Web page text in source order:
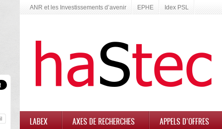
ANR et les Investissements d’avenir EPHE Idex PSL
LABEX AXES DE RECHERCHES APPELS D’OFFRES